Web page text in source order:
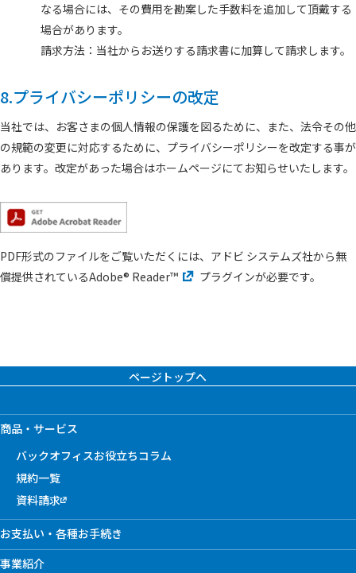
なる場合には、その費用を勘案した手数料を追加して頂戴する
場合があります。
請求方法：当社からお送りする請求書に加算して請求します。
8.プライバシーポリシーの改定
当社では、お客さまの個人情報の保護を図るために、また、法令その他
の規範の変更に対応するために、プライバシーポリシーを改定する事が
あります。改定があった場合はホームページにてお知らせいたします。
PDF形式のファイルをご覧いただくには、アドビ システムズ社から無
償提供されているAdobe® Reader™ プラグインが必要です。
ページトップへ
商品・サービス
バックオフィスお役立ちコラム
規約一覧
資料請求
お支払い・各種お手続き
事業紹介